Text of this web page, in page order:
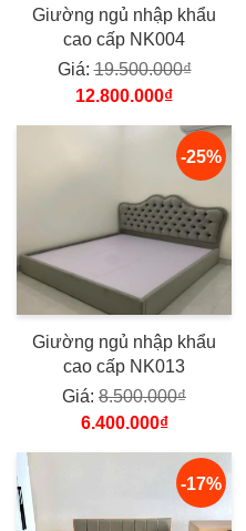
Giường ngủ nhập khẩu
cao cấp NK004
Giá:19.500.000₫
12.800.000₫
-25%
Giường ngủ nhập khẩu
cao cấp NK013
Giá: 8.500.000₫
6.400.000₫
-17%